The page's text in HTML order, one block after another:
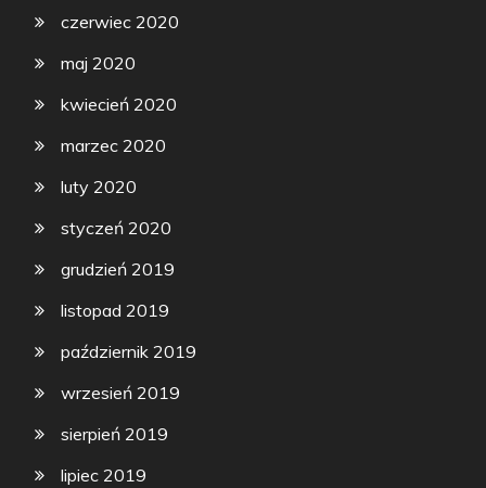
czerwiec 2020
maj 2020
kwiecień 2020
marzec 2020
luty 2020
styczeń 2020
grudzień 2019
listopad 2019
październik 2019
wrzesień 2019
sierpień 2019
lipiec 2019